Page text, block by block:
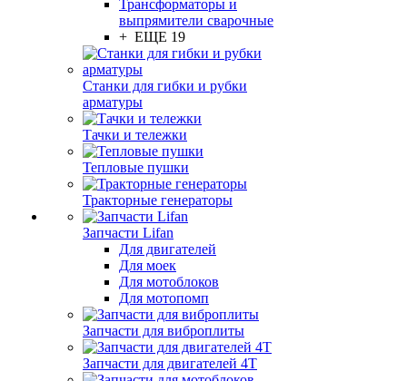
Трансформаторы и
выпрямители сварочные
+ ЕЩЕ 19
Станки для гибки и рубки
арматуры
Тачки и тележки
Тепловые пушки
Тракторные генераторы
Запчасти Lifan
Для двигателей
Для моек
Для мотоблоков
Для мотопомп
Запчасти для виброплиты
Запчасти для двигателей 4Т